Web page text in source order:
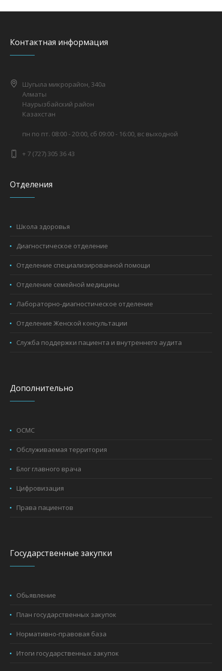
Контактная информация
Шугыла микрорайон, 340а
Алматы
Наурызбайский район
Казахстан
пн по пт. 08:00 - 20:00, сб 09:00 - 16:00, вс выходной
+ 7 (727) 305 36 43
Отделения
Школа здоровья
Диагностическое отделение
Отделение специализированной помощи
Отделение семейной медицины
Лабораторно-диагностическое отделение
Отделение Женской консультации
Служба поддержки пациента и внутреннего аудита
Дополнительно
ОСМС
Обслуживаемая территория
Блог главного врача
Цифровизация
Права пациентов
Государственные закупки
Обьявление
План государственных закупок
Нормативно-правовая база
Итоги государственных закупок